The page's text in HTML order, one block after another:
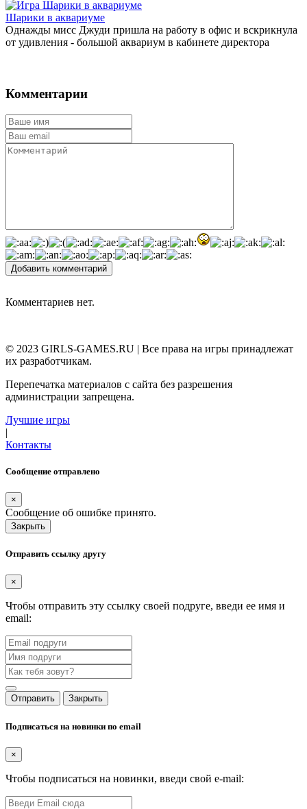
Шарики в аквариуме
Однажды мисс Джуди пришла на работу в офис и вскрикнула
от удивления - большой аквариум в кабинете директора
Комментарии
Добавить комментарий
Комментариев нет.
© 2023 GIRLS-GAMES.RU | Все права на игры принадлежат
их разработчикам.
Перепечатка материалов с сайта без разрешения
администрации запрещена.
Лучшие игры
|
Контакты
Сообщение отправлено
×
Сообщение об ошибке принято.
Закрыть
Отправить ссылку другу
×
Чтобы отправить эту ссылку своей подруге, введи ее имя и
email:
Отправить Закрыть
Подписаться на новинки по email
×
Чтобы подписаться на новинки, введи свой e-mail: